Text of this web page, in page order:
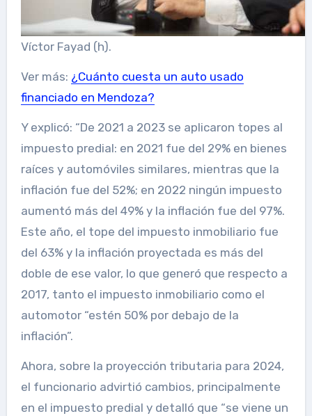
Víctor Fayad (h).
Ver más: ¿Cuánto cuesta un auto usado
financiado en Mendoza?
Y explicó: “De 2021 a 2023 se aplicaron topes al
impuesto predial: en 2021 fue del 29% en bienes
raíces y automóviles similares, mientras que la
inflación fue del 52%; en 2022 ningún impuesto
aumentó más del 49% y la inflación fue del 97%.
Este año, el tope del impuesto inmobiliario fue
del 63% y la inflación proyectada es más del
doble de ese valor, lo que generó que respecto a
2017, tanto el impuesto inmobiliario como el
automotor “estén 50% por debajo de la
inflación”.
Ahora, sobre la proyección tributaria para 2024,
el funcionario advirtió cambios, principalmente
en el impuesto predial y detalló que “se viene un